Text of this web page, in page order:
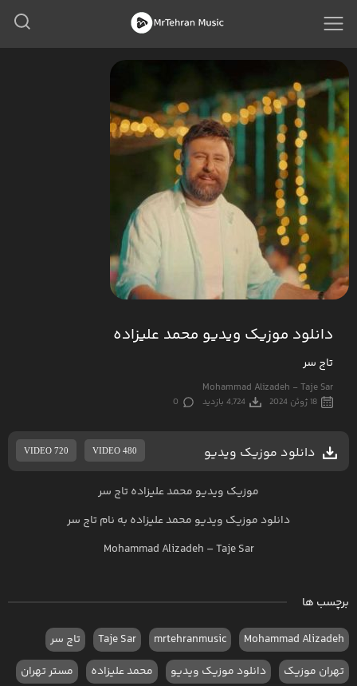
دانلود موزیک ویدیو محمد علیزاده
تاج سر
Mohammad Alizadeh - Taje Sar
18 ژوئن 2024 4,724 بازدید 0
دانلود موزیک ویدیو VIDEO 720 VIDEO 480
موزیک ویدیو محمد علیزاده تاج سر
دانلود موزیک ویدیو محمد علیزاده به نام تاج سر
Mohammad Alizadeh – Taje Sar
برچسب ها
Mohammad Alizadeh
mrtehranmusic
Taje Sar
تاج سر
تهران موزیک
دانلود موزیک ویدیو محمد علیزاده مستر تهران